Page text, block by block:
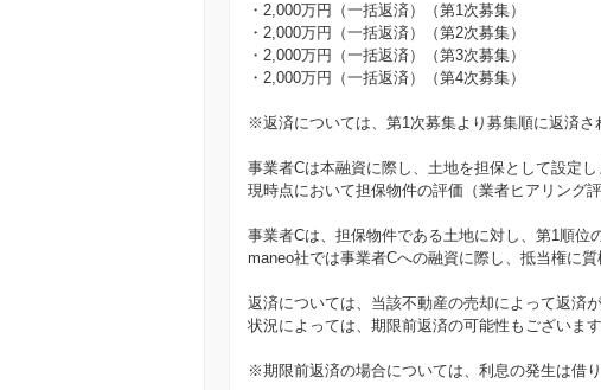
・2,000万円（一括返済）（第1次募集）
・2,000万円（一括返済）（第2次募集）
・2,000万円（一括返済）（第3次募集）
・2,000万円（一括返済）（第4次募集）
※返済については、第1次募集より募集順に返済さ
事業者Cは本融資に際し、土地を担保として設定し
現時点において担保物件の評価（業者ヒアリング
事業者Cは、担保物件である土地に対し、第1順位
maneo社では事業者Cへの融資に際し、抵当権に質
返済については、当該不動産の売却によって返済が
状況によっては、期限前返済の可能性もございます
※期限前返済の場合については、利息の発生は借